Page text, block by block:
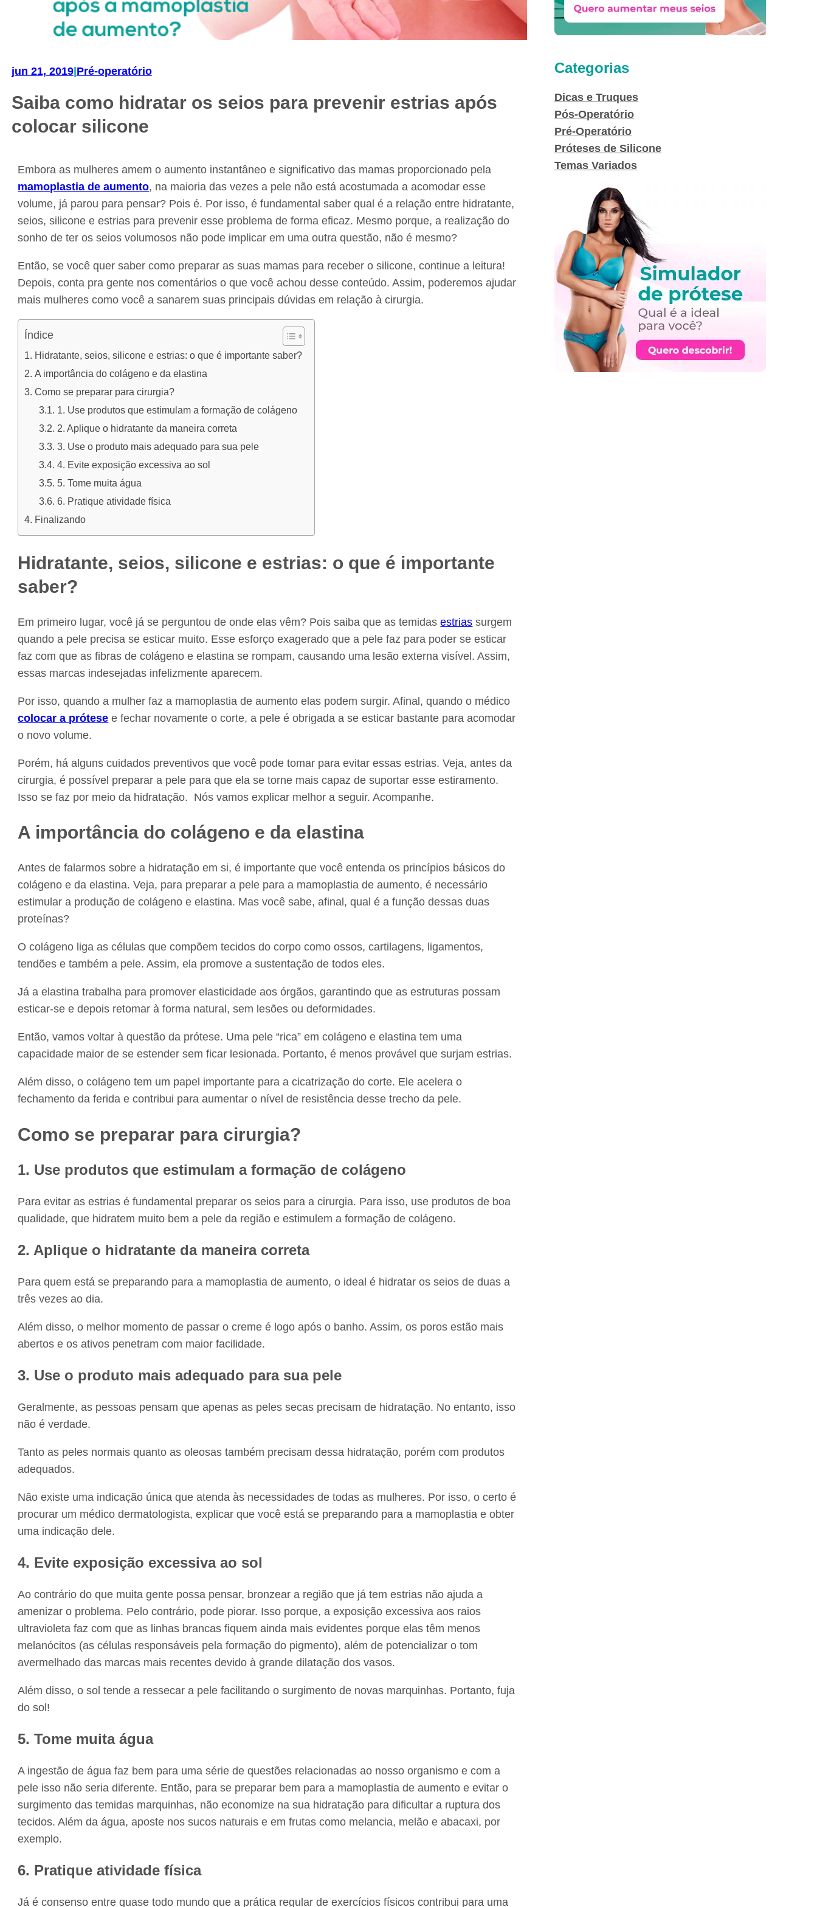
jun 21, 2019|Pré-operatório
Saiba como hidratar os seios para prevenir estrias após
colocar silicone
Embora as mulheres amem o aumento instantâneo e significativo das mamas proporcionado pela
mamoplastia de aumento, na maioria das vezes a pele não está acostumada a acomodar esse
volume, já parou para pensar? Pois é. Por isso, é fundamental saber qual é a relação entre hidratante,
seios, silicone e estrias para prevenir esse problema de forma eficaz. Mesmo porque, a realização do
sonho de ter os seios volumosos não pode implicar em uma outra questão, não é mesmo?
Então, se você quer saber como preparar as suas mamas para receber o silicone, continue a leitura!
Depois, conta pra gente nos comentários o que você achou desse conteúdo. Assim, poderemos ajudar
mais mulheres como você a sanarem suas principais dúvidas em relação à cirurgia.
Índice
Hidratante, seios, silicone e estrias: o que é importante saber?
A importância do colágeno e da elastina
Como se preparar para cirurgia?
1. Use produtos que estimulam a formação de colágeno
2. Aplique o hidratante da maneira correta
3. Use o produto mais adequado para sua pele
4. Evite exposição excessiva ao sol
5. Tome muita água
6. Pratique atividade física
Finalizando
Hidratante, seios, silicone e estrias: o que é importante
saber?
Em primeiro lugar, você já se perguntou de onde elas vêm? Pois saiba que as temidasestrias surgem
quando a pele precisa se esticar muito. Esse esforço exagerado que a pele faz para poder se esticar
faz com que as fibras de colágeno e elastina se rompam, causando uma lesão externa visível. Assim,
essas marcas indesejadas infelizmente aparecem.
Por isso, quando a mulher faz a mamoplastia de aumento elas podem surgir. Afinal, quando o médico
colocar a prótese e fechar novamente o corte, a pele é obrigada a se esticar bastante para acomodar
o novo volume.
Porém, há alguns cuidados preventivos que você pode tomar para evitar essas estrias. Veja, antes da
cirurgia, é possível preparar a pele para que ela se torne mais capaz de suportar esse estiramento.
Isso se faz por meio da hidratação. Nós vamos explicar melhor a seguir. Acompanhe.
A importância do colágeno e da elastina
Antes de falarmos sobre a hidratação em si, é importante que você entenda os princípios básicos do
colágeno e da elastina. Veja, para preparar a pele para a mamoplastia de aumento, é necessário
estimular a produção de colágeno e elastina. Mas você sabe, afinal, qual é a função dessas duas
proteínas?
O colágeno liga as células que compõem tecidos do corpo como ossos, cartilagens, ligamentos,
tendões e também a pele. Assim, ela promove a sustentação de todos eles.
Já a elastina trabalha para promover elasticidade aos órgãos, garantindo que as estruturas possam
esticar-se e depois retomar à forma natural, sem lesões ou deformidades.
Então, vamos voltar à questão da prótese. Uma pele “rica” em colágeno e elastina tem uma
capacidade maior de se estender sem ficar lesionada. Portanto, é menos provável que surjam estrias.
Além disso, o colágeno tem um papel importante para a cicatrização do corte. Ele acelera o
fechamento da ferida e contribui para aumentar o nível de resistência desse trecho da pele.
Como se preparar para cirurgia?
1. Use produtos que estimulam a formação de colágeno
Para evitar as estrias é fundamental preparar os seios para a cirurgia. Para isso, use produtos de boa
qualidade, que hidratem muito bem a pele da região e estimulem a formação de colágeno.
2. Aplique o hidratante da maneira correta
Para quem está se preparando para a mamoplastia de aumento, o ideal é hidratar os seios de duas a
três vezes ao dia.
Além disso, o melhor momento de passar o creme é logo após o banho. Assim, os poros estão mais
abertos e os ativos penetram com maior facilidade.
3. Use o produto mais adequado para sua pele
Geralmente, as pessoas pensam que apenas as peles secas precisam de hidratação. No entanto, isso
não é verdade.
Tanto as peles normais quanto as oleosas também precisam dessa hidratação, porém com produtos
adequados.
Não existe uma indicação única que atenda às necessidades de todas as mulheres. Por isso, o certo é
procurar um médico dermatologista, explicar que você está se preparando para a mamoplastia e obter
uma indicação dele.
4. Evite exposição excessiva ao sol
Ao contrário do que muita gente possa pensar, bronzear a região que já tem estrias não ajuda a
amenizar o problema. Pelo contrário, pode piorar. Isso porque, a exposição excessiva aos raios
ultravioleta faz com que as linhas brancas fiquem ainda mais evidentes porque elas têm menos
melanócitos (as células responsáveis pela formação do pigmento), além de potencializar o tom
avermelhado das marcas mais recentes devido à grande dilatação dos vasos.
Além disso, o sol tende a ressecar a pele facilitando o surgimento de novas marquinhas. Portanto, fuja
do sol!
5. Tome muita água
A ingestão de água faz bem para uma série de questões relacionadas ao nosso organismo e com a
pele isso não seria diferente. Então, para se preparar bem para a mamoplastia de aumento e evitar o
surgimento das temidas marquinhas, não economize na sua hidratação para dificultar a ruptura dos
tecidos. Além da água, aposte nos sucos naturais e em frutas como melancia, melão e abacaxi, por
exemplo.
6. Pratique atividade física
Já é consenso entre quase todo mundo que a prática regular de exercícios físicos contribui para uma
Categorias
Dicas e Truques
Pós-Operatório
Pré-Operatório
Próteses de Silicone
Temas Variados